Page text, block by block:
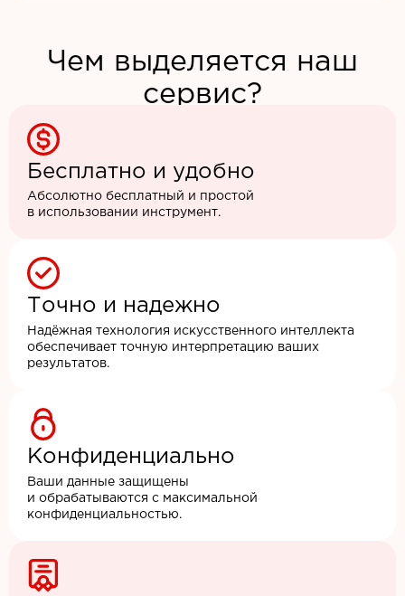
Чем выделяется наш
сервис?
Бесплатно и удобно
Абсолютно бесплатный и простой
в использовании инструмент.
Точно и надежно
Надёжная технология искусственного интеллекта
обеспечивает точную интерпретацию ваших
результатов.
Конфиденциально
Ваши данные защищены
и обрабатываются с максимальной
конфиденциальностью.